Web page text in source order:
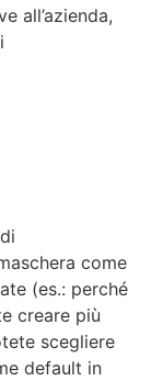
all’azienda,
come
(es.: perché
creare più
scegliere
default in